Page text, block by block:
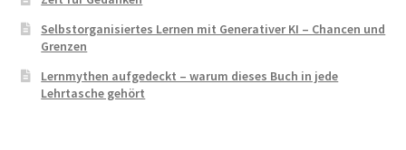
Selbstorganisiertes Lernen mit Generativer KI – Chancen und
Grenzen
Lernmythen aufgedeckt – warum dieses Buch in jede
Lehrtasche gehört